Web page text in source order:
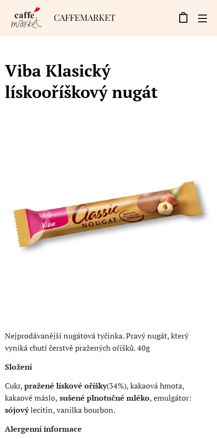
CAFFEMARKET
Viba Klasický
lískooříškový nugát
Nejprodávanější nugátová tyčinka. Pravý nugát, který
vyniká chutí čerstvě pražených oříšků. 40g
Složení
Cukr,pražené lískové oříšky(34%), kakaová hmota,
kakaové máslo, sušené plnotučné mléko, emulgátor:
sójovýlecitin, vanilka bourbon.
Alergenní informace